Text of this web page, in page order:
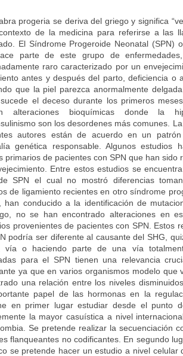
progeria se deriva del griego y significa
de la medicina para referirse a las
El Síndrome Progeroide Neonatal (SPN)
parte de este grupo de
raro caracterizado por un
antes y después del parto, deficiencia o
que la piel parezca anormalmente
el deceso durante los primeros
alteraciones bioquímicas donde la
son los desordenes más comunes.
autores están de acuerdo en un
genética responsable. Algunos estudios
primarios de pacientes con SPN que han
Entre estos estudios se
SPN el cual no mostró diferencias
de ligamiento recientes en otro síndrome
han conducido a la identificación de
no se han encontrado alteraciones en
provenientes de pacientes con SPN. Estos
podría ser diferente al causante del SHG,
vía o haciendo parte de una vía
para el SPN tienen una relevancia
ya que en varios organismos modelo
una relación entre los niveles
papel de las hormonas en la
en primer lugar estudiar desde el punto
la mayor casuística a nivel
Se pretende realizar la secuenciación
flanqueantes no codificantes. En segundo
se pretende hacer un estudio a nivel